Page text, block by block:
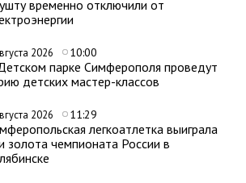
временно отключили от
2026 10:00
парке Симферополя проведут
детских мастер-классов
2026 11:29
легкоатлетка выиграла
золота чемпионата России в